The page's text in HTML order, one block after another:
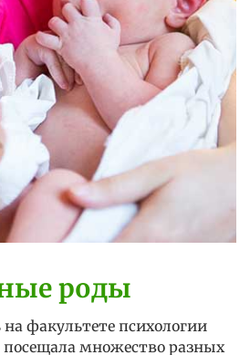
роды
факультете психологии
множество разных